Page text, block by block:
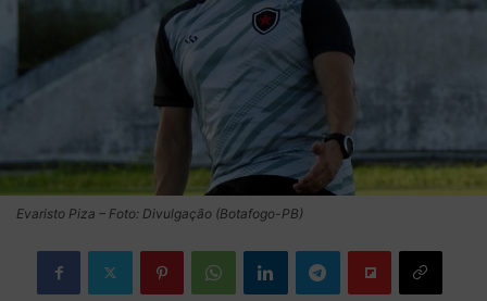
Evaristo Piza – Foto: Divulgação (Botafogo-PB)